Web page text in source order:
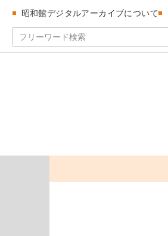
昭和館デジタルアーカイブについて